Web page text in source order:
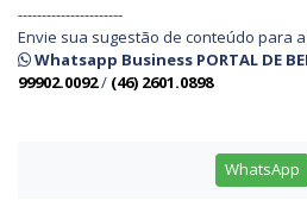
----------------------
Envie sua sugestão de conteúdo para
Whatsapp Business PORTAL DE
99902.0092/ (46) 2601.0898
WhatsApp